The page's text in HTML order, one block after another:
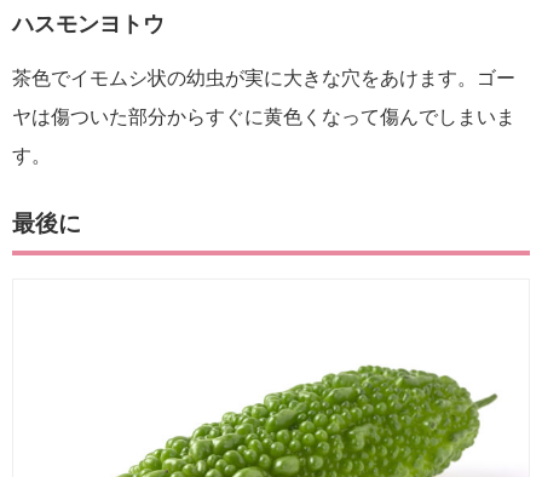
ハスモンヨトウ
茶色でイモムシ状の幼虫が実に大きな穴をあけます。ゴー
ヤは傷ついた部分からすぐに黄色くなって傷んでしまいま
す。
最後に